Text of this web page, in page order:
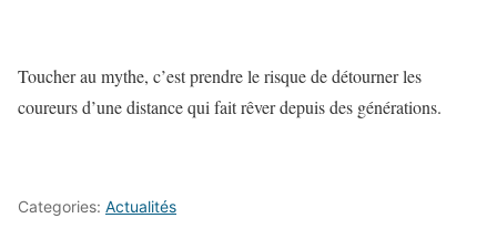
Toucher au mythe, c’est prendre le risque de détourner les
coureurs d’une distance qui fait rêver depuis des générations.
Categories: Actualités